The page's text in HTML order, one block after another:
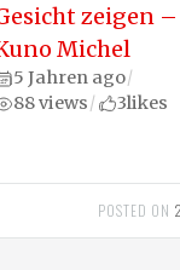
zeigen –
Michel
5 Jahren ago/
88 views/ 3likes
POSTED ON